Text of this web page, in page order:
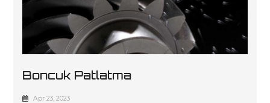
Boncuk Patlatma
Apr 23, 2023